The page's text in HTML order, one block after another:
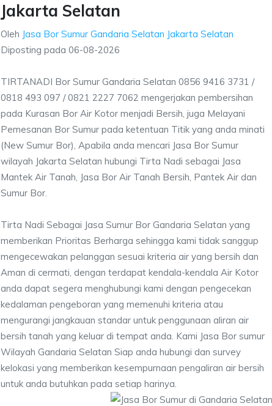
Jakarta Selatan
Oleh Jasa Bor Sumur Gandaria Selatan Jakarta Selatan
Diposting pada 06-08-2026
TIRTANADI Bor Sumur Gandaria Selatan 0856 9416 3731 /
0818 493 097 / 0821 2227 7062 mengerjakan pembersihan
pada Kurasan Bor Air Kotor menjadi Bersih, juga Melayani
Pemesanan Bor Sumur pada ketentuan Titik yang anda minati
(New Sumur Bor), Apabila anda mencari Jasa Bor Sumur
wilayah Jakarta Selatan hubungi Tirta Nadi sebagai Jasa
Mantek Air Tanah, Jasa Bor Air Tanah Bersih, Pantek Air dan
Sumur Bor.
Tirta Nadi Sebagai Jasa Sumur Bor Gandaria Selatan yang
memberikan Prioritas Berharga sehingga kami tidak sanggup
mengecewakan pelanggan sesuai kriteria air yang bersih dan
Aman di cermati, dengan terdapat kendala-kendala Air Kotor
anda dapat segera menghubungi kami dengan pengecekan
kedalaman pengeboran yang memenuhi kriteria atau
mengurangi jangkauan standar untuk penggunaan aliran air
bersih tanah yang keluar di tempat anda. Kami Jasa Bor sumur
Wilayah Gandaria Selatan Siap anda hubungi dan survey
kelokasi yang memberikan kesempurnaan pengaliran air bersih
untuk anda butuhkan pada setiap harinya.